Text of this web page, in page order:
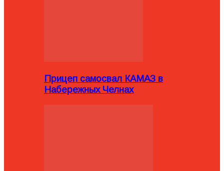
Прицеп самосвал КАМАЗ в
Набережных Челнах